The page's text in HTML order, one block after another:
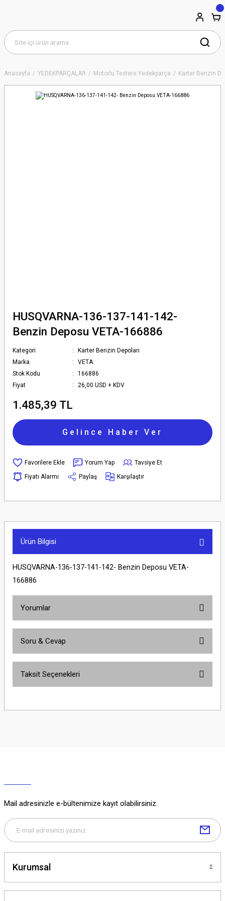
Anasayfa YEDEKPARÇALAR Motorlu Testere Yedekparça Karter Benzin
HUSQVARNA-136-137-141-142-
Benzin Deposu VETA-166886
Kategori
Karter Benzin Depoları
Marka
VETA
Stok Kodu
166886
Fiyat
26,00 USD + KDV
1.485,39 TL
Gelince Haber Ver
Yorum Yap
Tavsiye Et
Fiyatı Alarmı
Paylaş Karşılaştır
Ürün Bilgisi
HUSQVARNA-136-137-141-142- Benzin Deposu VETA-
166886
Yorumlar
Soru & Cevap
Soru Sor
Taksit Seçenekleri
Mail adresinizle e-bültenimize kayıt olabilirsiniz.
Kurumsal